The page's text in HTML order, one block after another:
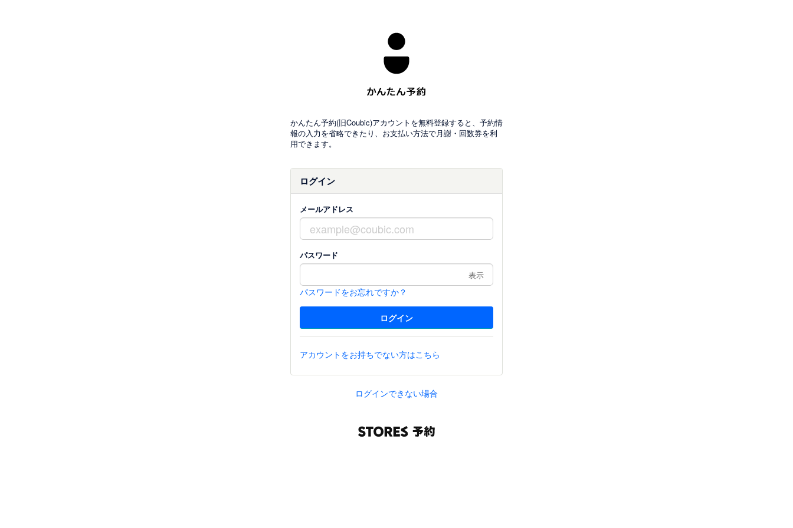
かんたん予約(旧Coubic)アカウントを無料登録すると、予約情
報の入力を省略できたり、お支払い方法で月謝・回数券を利
用できます。
ログイン
メールアドレス
パスワード
表示
パスワードをお忘れですか？
アカウントをお持ちでない方はこちら
ログインできない場合